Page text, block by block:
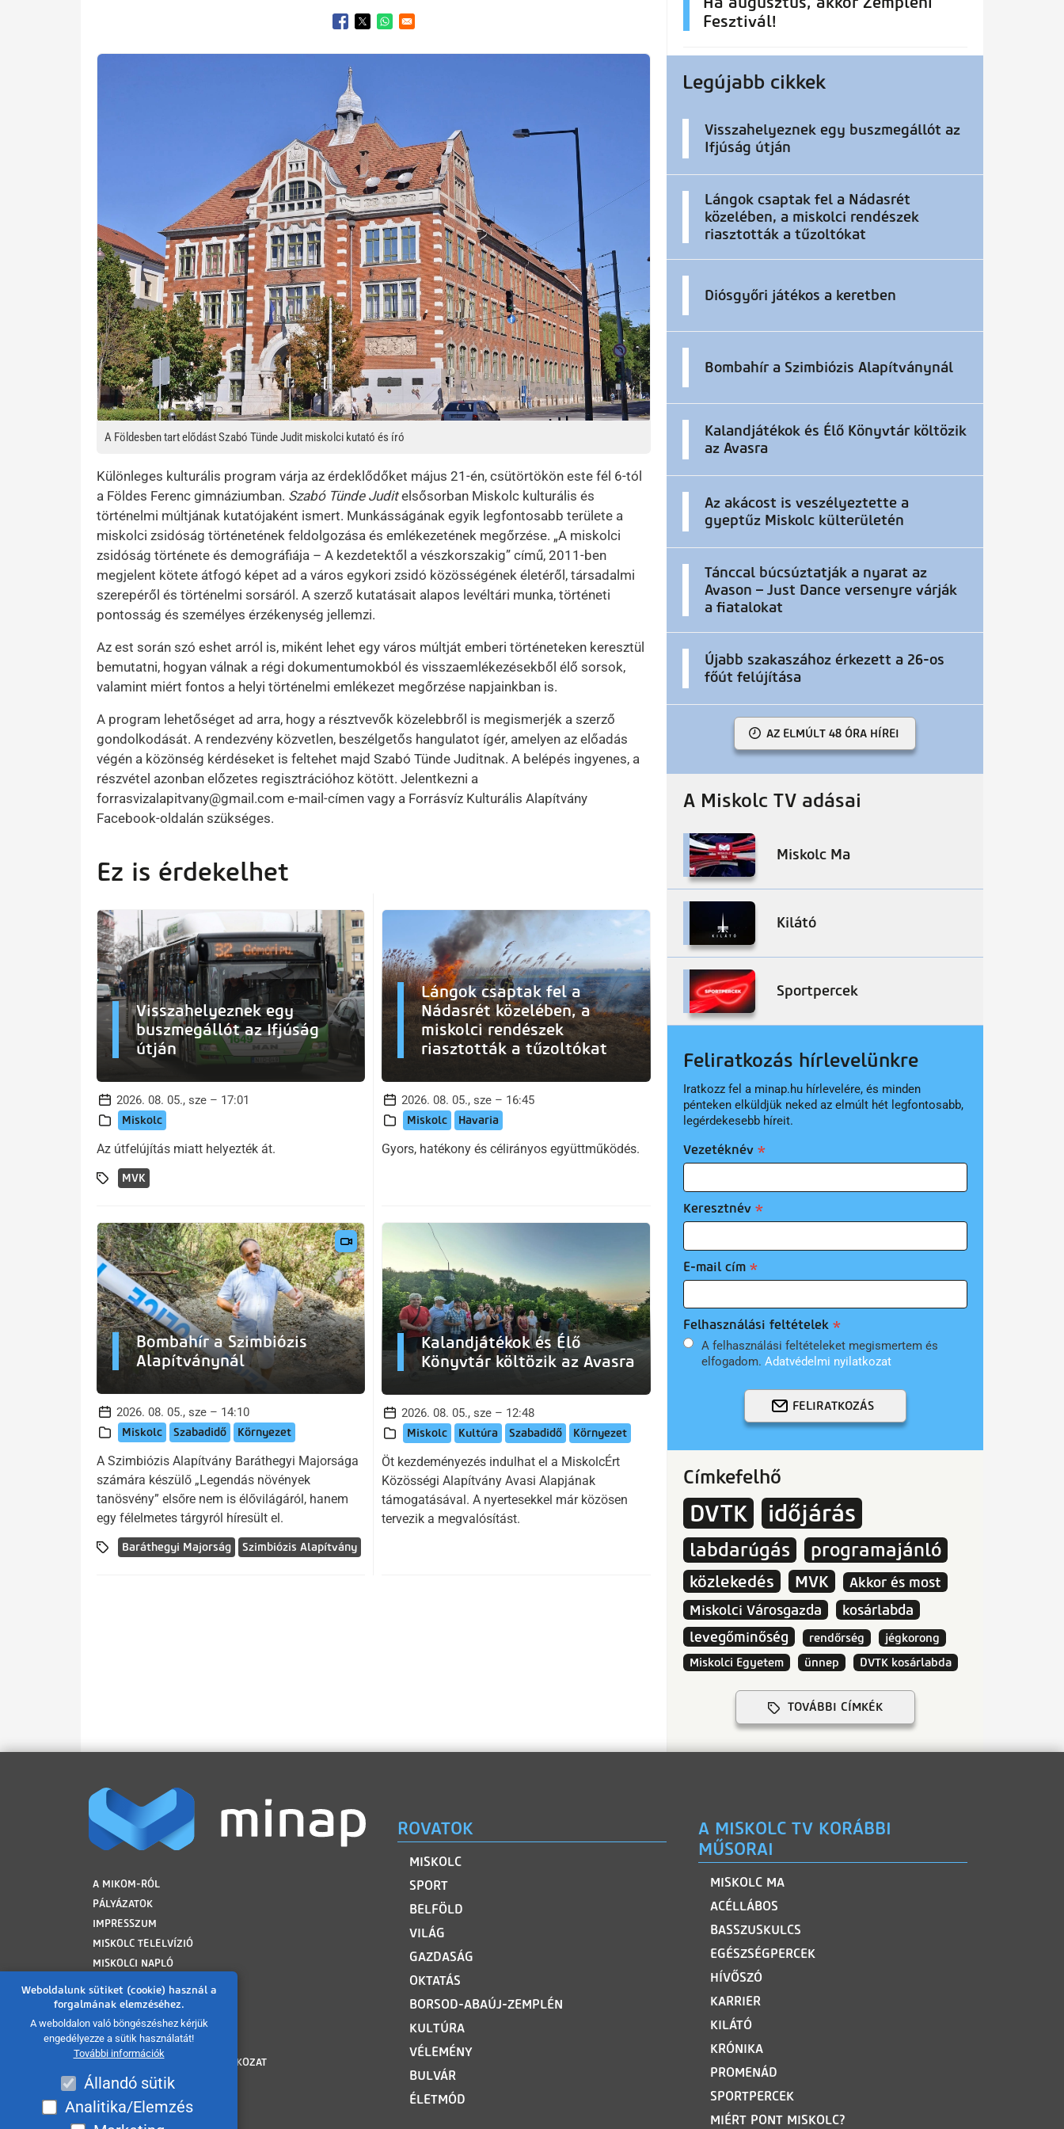
Weboldalunk sütiket (cookie) használ a
forgalmának elemzéséhez.
A weboldalon való böngészéshez kérjük
engedélyezze a sütik használatát!
További információk
Állandó sütik
Analitika/Elemzés
Opens in a new window
Opens in a new window
Opens in a new window
Kép
A Földesben tart elődást Szabó Tünde Judit miskolci kutató és író
Különleges kulturális program várja az érdeklődőket május 21-én, csütörtökön este fél 6-tól
a Földes Ferenc gimnáziumban. Szabó Tünde Juditelsősorban Miskolc kulturális és
történelmi múltjának kutatójaként ismert. Munkásságának egyik legfontosabb területe a
miskolci zsidóság történetének feldolgozása és emlékezetének megőrzése. „A miskolci
zsidóság története és demográfiája – A kezdetektől a vészkorszakig” című, 2011-ben
megjelent kötete átfogó képet ad a város egykori zsidó közösségének életéről, társadalmi
szerepéről és történelmi sorsáról. A szerző kutatásait alapos levéltári munka, történeti
pontosság és személyes érzékenység jellemzi.
Az est során szó eshet arról is, miként lehet egy város múltját emberi történeteken keresztül
bemutatni, hogyan válnak a régi dokumentumokból és visszaemlékezésekből élő sorsok,
valamint miért fontos a helyi történelmi emlékezet megőrzése napjainkban is.
A program lehetőséget ad arra, hogy a résztvevők közelebbről is megismerjék a szerző
gondolkodását. A rendezvény közvetlen, beszélgetős hangulatot ígér, amelyen az előadás
végén a közönség kérdéseket is feltehet majd Szabó Tünde Juditnak. A belépés ingyenes, a
részvétel azonban előzetes regisztrációhoz kötött. Jelentkezni a
forrasvizalapitvany@gmail.com e-mail-címen vagy a Forrásvíz Kulturális Alapítvány
Facebook-oldalán szükséges.
Ez is érdekelhet
Visszahelyeznek egy
buszmegállót az Ifjúság
útján
2026. 08. 05., sze – 17:01
Miskolc
Az útfelújítás miatt helyezték át.
MVK
Lángok csaptak fel a
Nádasrét közelében, a
miskolci rendészek
riasztották a tűzoltókat
2026. 08. 05., sze – 16:45
Miskolc Havaria
Gyors, hatékony és célirányos együttműködés.
Bombahír a Szimbiózis
Alapítványnál
2026. 08. 05., sze – 14:10
Miskolc Szabadidő Környezet
A Szimbiózis Alapítvány Baráthegyi Majorsága
számára készülő „Legendás növények
tanösvény” elsőre nem is élővilágáról, hanem
egy félelmetes tárgyról híresült el.
Baráthegyi Majorság Szimbiózis Alapítvány
Kalandjátékok és Élő
Könyvtár költözik az Avasra
2026. 08. 05., sze – 12:48
Miskolc Kultúra Szabadidő Környezet
Öt kezdeményezés indulhat el a MiskolcÉrt
Közösségi Alapítvány Avasi Alapjának
támogatásával. A nyertesekkel már közösen
tervezik a megvalósítást.
Fesztivál!
Legújabb cikkek
Visszahelyeznek egy buszmegállót az
Ifjúság útján
Lángok csaptak fel a Nádasrét
közelében, a miskolci rendészek
riasztották a tűzoltókat
Diósgyőri játékos a keretben
Bombahír a Szimbiózis Alapítványnál
Kalandjátékok és Élő Könyvtár költözik
az Avasra
Az akácost is veszélyeztette a
gyeptűz Miskolc külterületén
Tánccal búcsúztatják a nyarat az
Avason – Just Dance versenyre várják
a fiatalokat
Újabb szakaszához érkezett a 26-os
főút felújítása
AZ ELMÚLT 48 ÓRA HÍREI
A Miskolc TV adásai
Miskolc Ma
Kilátó
Sportpercek
Feliratkozás hírlevelünkre
Iratkozz fel a minap.hu hírlevelére, és minden
pénteken elküldjük neked az elmúlt hét legfontosabb,
legérdekesebb híreit.
Vezetéknév
Keresztnév
E-mail cím
Felhasználási feltételek
A felhasználási feltételeket megismertem és
elfogadom. Adatvédelmi nyilatkozat
FELIRATKOZÁS
Címkefelhő
DVTK időjárás
labdarúgás programajánló
közlekedés MVK
Akkor és most
Miskolci Városgazda
kosárlabda
levegőminőség
rendőrség
jégkorong
Miskolci Egyetem
ünnep DVTK kosárlabda
TOVÁBBI CÍMKÉK
LÁBLÉC
A MIKOM-RÓL
PÁLYÁZATOK
IMPRESSZUM
MISKOLC TELELVÍZIÓ
MISKOLCI NAPLÓ
FELHASZNÁLÁSI FELTÉTELEK
ADATVÉDELMI TÁJÉKOZTATÓ
SÜTI TÁJÉKOZTATÓ
AKADÁLYMENTESÍTÉSI NYILATKOZAT
KÖZÉRDEKŰ ADATOK
KÖZADATKERESŐ
ROVATOK
MISKOLC
SPORT
BELFÖLD
VILÁG
GAZDASÁG
OKTATÁS
BORSOD-ABAÚJ-ZEMPLÉN
KULTÚRA
VÉLEMÉNY
BULVÁR
ÉLETMÓD
A MISKOLC TV KORÁBBI
MŰSORAI
MISKOLC MA
ACÉLLÁBOS
BASSZUSKULCS
EGÉSZSÉGPERCEK
HÍVŐSZÓ
KARRIER
KILÁTÓ
KRÓNIKA
PROMENÁD
SPORTPERCEK
MIÉRT PONT MISKOLC?